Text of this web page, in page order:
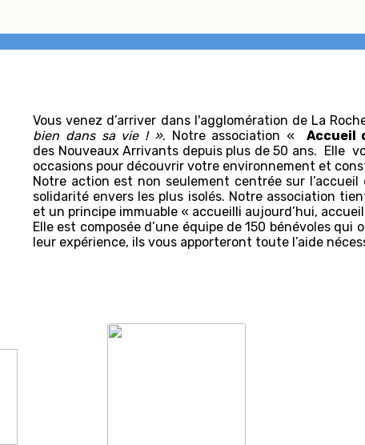
Vous venez d’arriver dans l'agglomération de La
bien dans sa vie ! ». Notre association « Accueil
des Nouveaux Arrivants depuis plus de 50 ans. Elle
occasions pour découvrir votre environnement et
Notre action est non seulement centrée sur
solidarité envers les plus isolés. Notre association
et un principe immuable « accueilli aujourd’hui,
Elle est composée d’une équipe de 150 bénévoles
leur expérience, ils vous apporteront toute l’aide